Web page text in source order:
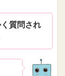
質問され